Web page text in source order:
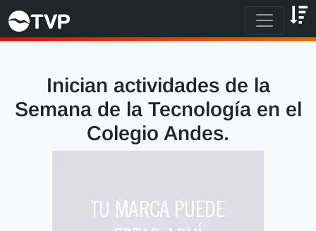
Inician actividades de la
Semana de la Tecnología en el
Colegio Andes.